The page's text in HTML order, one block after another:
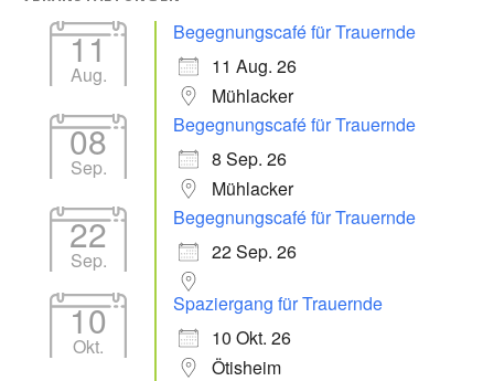
11
Aug.
Begegnungscafé für Trauernde
11 Aug. 26
Mühlacker
08
Sep.
Begegnungscafé für Trauernde
8 Sep. 26
Mühlacker
22
Sep.
Begegnungscafé für Trauernde
22 Sep. 26
10
Okt.
Spaziergang für Trauernde
10 Okt. 26
Ötisheim